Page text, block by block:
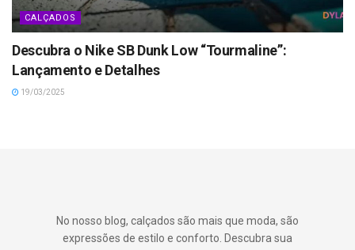
CALÇADOS
Descubra o Nike SB Dunk Low “Tourmaline”:
Lançamento e Detalhes
19/03/2025
No nosso blog, calçados são mais que moda, são
expressões de estilo e conforto. Descubra sua